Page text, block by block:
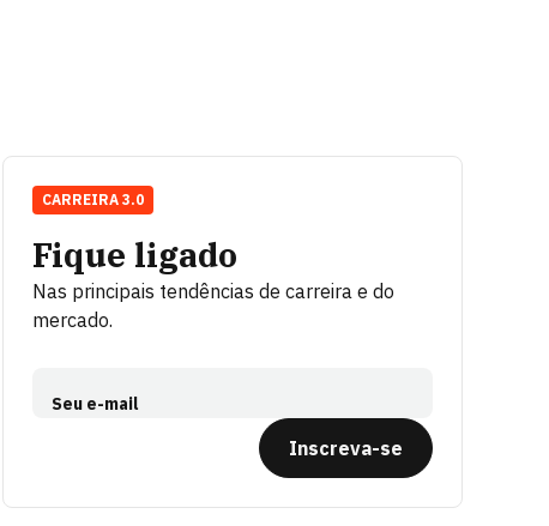
Fique ligado
Nas principais tendências de carreira e do
mercado.
Seu e-mail
Inscreva-se
CARREIRA 3.0